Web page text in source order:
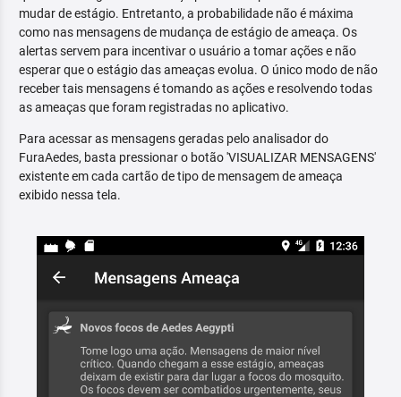
mudar de estágio. Entretanto, a probabilidade não é máxima
como nas mensagens de mudança de estágio de ameaça. Os
alertas servem para incentivar o usuário a tomar ações e não
esperar que o estágio das ameaças evolua. O único modo de não
receber tais mensagens é tomando as ações e resolvendo todas
as ameaças que foram registradas no aplicativo.
Para acessar as mensagens geradas pelo analisador do
FuraAedes, basta pressionar o botão 'VISUALIZAR MENSAGENS'
existente em cada cartão de tipo de mensagem de ameaça
exibido nessa tela.